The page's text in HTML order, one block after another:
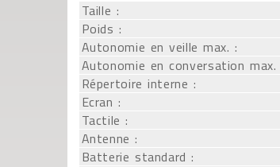
Taille :
Poids :
Autonomie en veille max. :
Autonomie en conversation max.
Répertoire interne :
Ecran :
Tactile :
Antenne :
Batterie standard :